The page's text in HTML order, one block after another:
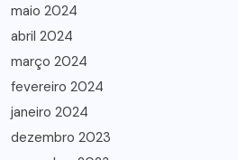
maio 2024
abril 2024
março 2024
fevereiro 2024
janeiro 2024
dezembro 2023